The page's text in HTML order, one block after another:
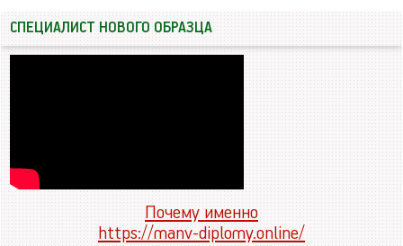
СПЕЦИАЛИСТ НОВОГО ОБРАЗЦА
Почему именно
https://manv-diplomy.online/